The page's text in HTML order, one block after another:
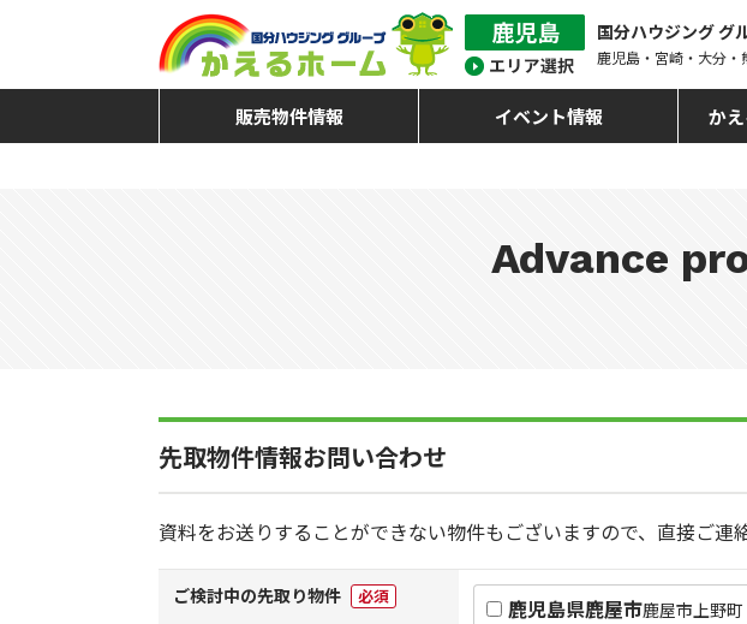
国分ハウジング グ
鹿児島・宮崎・大分・
販売物件情報 イベント情報 か
Advance
先取物件情報お問い合わせ
資料をお送りすることができない物件もございますので、直接ご連
ご検討中の先取り物件 必須 鹿児島県鹿屋市鹿屋市上野